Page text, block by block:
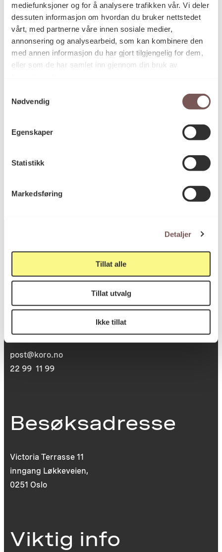
mediefunksjoner og for å analysere trafikken vår. Vi deler
dessuten informasjon om hvordan du bruker nettstedet
vårt, med partnerne våre innen sosiale medier,
annonsering og analysearbeid, som kan kombinere den
med annen informasjon du har gjort tilgjengelig for dem,
eller som de har samlet inn gjennom din bruk av
Nødvendig
Egenskaper
Statistikk
Markedsføring
Detaljer
Tillat alle
Tillat utvalg
Ikke tillat
Kategori Maleri
Teknikk og
materiale
Tempera og oljemaling på lerret
Mål
Reference
Postadresse
Postboks 6994
0130 Oslo
post@koro.no
22 99 11 99
Besøksadresse
Victoria Terrasse 11
inngang Løkkeveien,
0251 Oslo
Viktig info